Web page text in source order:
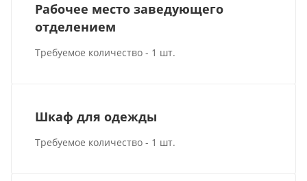
Рабочее место заведующего
отделением
Требуемое количество - 1 шт.
Шкаф для одежды
Требуемое количество - 1 шт.